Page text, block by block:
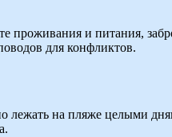
проживания и питания,
для конфликтов.
на пляже целыми